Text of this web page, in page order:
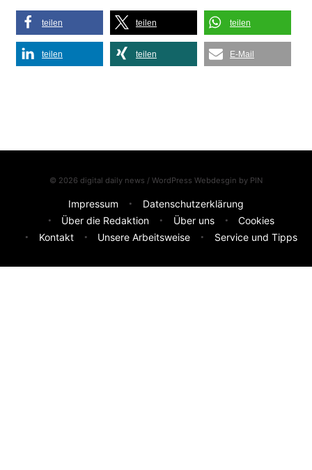
teilen teilen teilen
teilen teilen E-Mail
© 2026 digital daily news / WordPress Webdesgin by PIN
Impressum
Datenschutzerklärung
Über die Redaktion
Über uns
Cookies
Kontakt
Unsere Arbeitsweise Service und Tipps